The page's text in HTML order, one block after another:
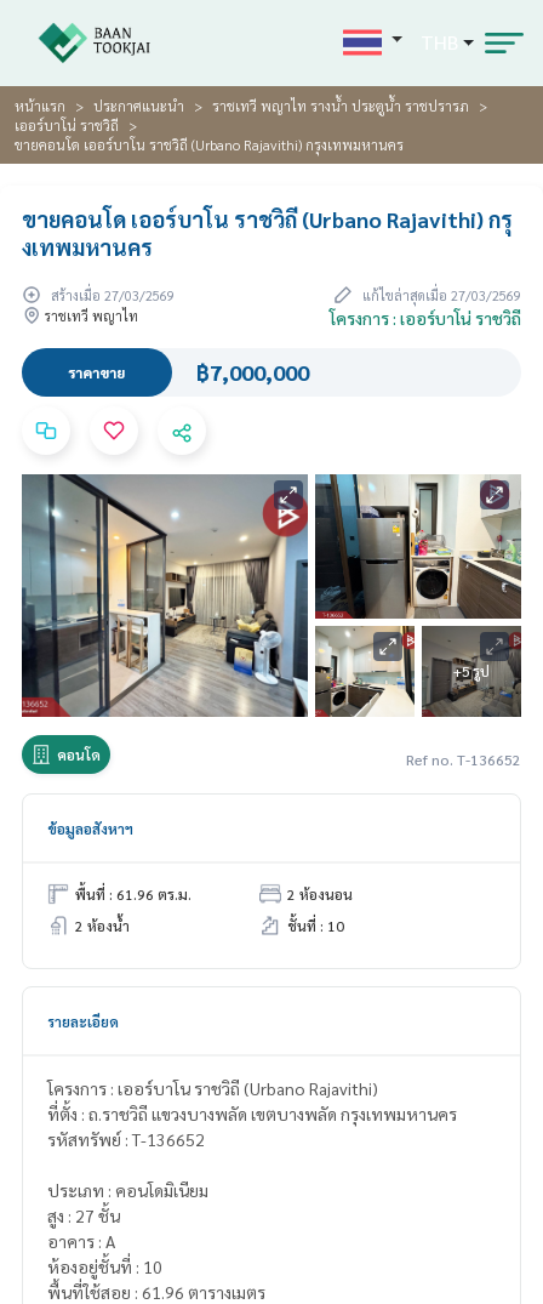
หน้าแรก ประกาศแนะนำ
ราชเทวี พญาไท รางน้ำ ประตูน้ำ ราชปรารภ
เออร์บาโน่ ราชวิถี
ขายคอนโด เออร์บาโน ราชวิถี (Urbano Rajavithi) กรุงเทพมหานคร
ขายคอนโด เออร์บาโน ราชวิถี (Urbano Rajavithi) กรุ
งเทพมหานคร
สร้างเมื่อ 27/03/2569
แก้ไขล่าสุดเมื่อ 27/03/2569
ราชเทวี พญาไท
โครงการ : เออร์บาโน่ ราชวิถี
ราคาขาย ฿7,000,000
+5 รูป
คอนโด Ref no. T-136652
ข้อมูลอสังหาฯ
พื้นที่ : 61.96 ตร.ม.
2 ห้องนอน
2 ห้องน้ำ
ชั้นที่ : 10
รายละเอียด
โครงการ : เออร์บาโน ราชวิถี (Urbano Rajavithi)
ที่ตั้ง : ถ.ราชวิถี แขวงบางพลัด เขตบางพลัด กรุงเทพมหานคร
รหัสทรัพย์ : T-136652
ประเภท : คอนโดมิเนียม
สูง : 27 ชั้น
อาคาร : A
ห้องอยู่ชั้นที่ : 10
พื้นที่ใช้สอย : 61.96 ตารางเมตร